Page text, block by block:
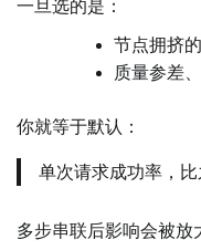
一旦选的是：
节点拥挤
质量参差
你就等于默认：
单次请求成功率，比
多步串联后影响会被放